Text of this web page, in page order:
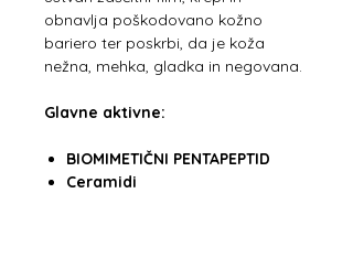
obnavlja poškodovano kožno
bariero ter poskrbi, da je koža
nežna, mehka, gladka in negovana.
Glavne aktivne:
BIOMIMETIČNI PENTAPEPTID
Ceramidi